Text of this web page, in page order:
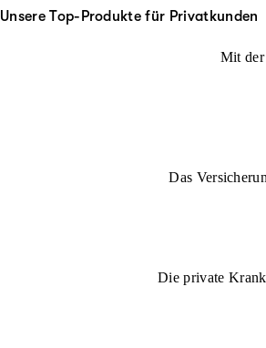
Unsere Top-Produkte für Privatkunden
Mit der
Das
Die private